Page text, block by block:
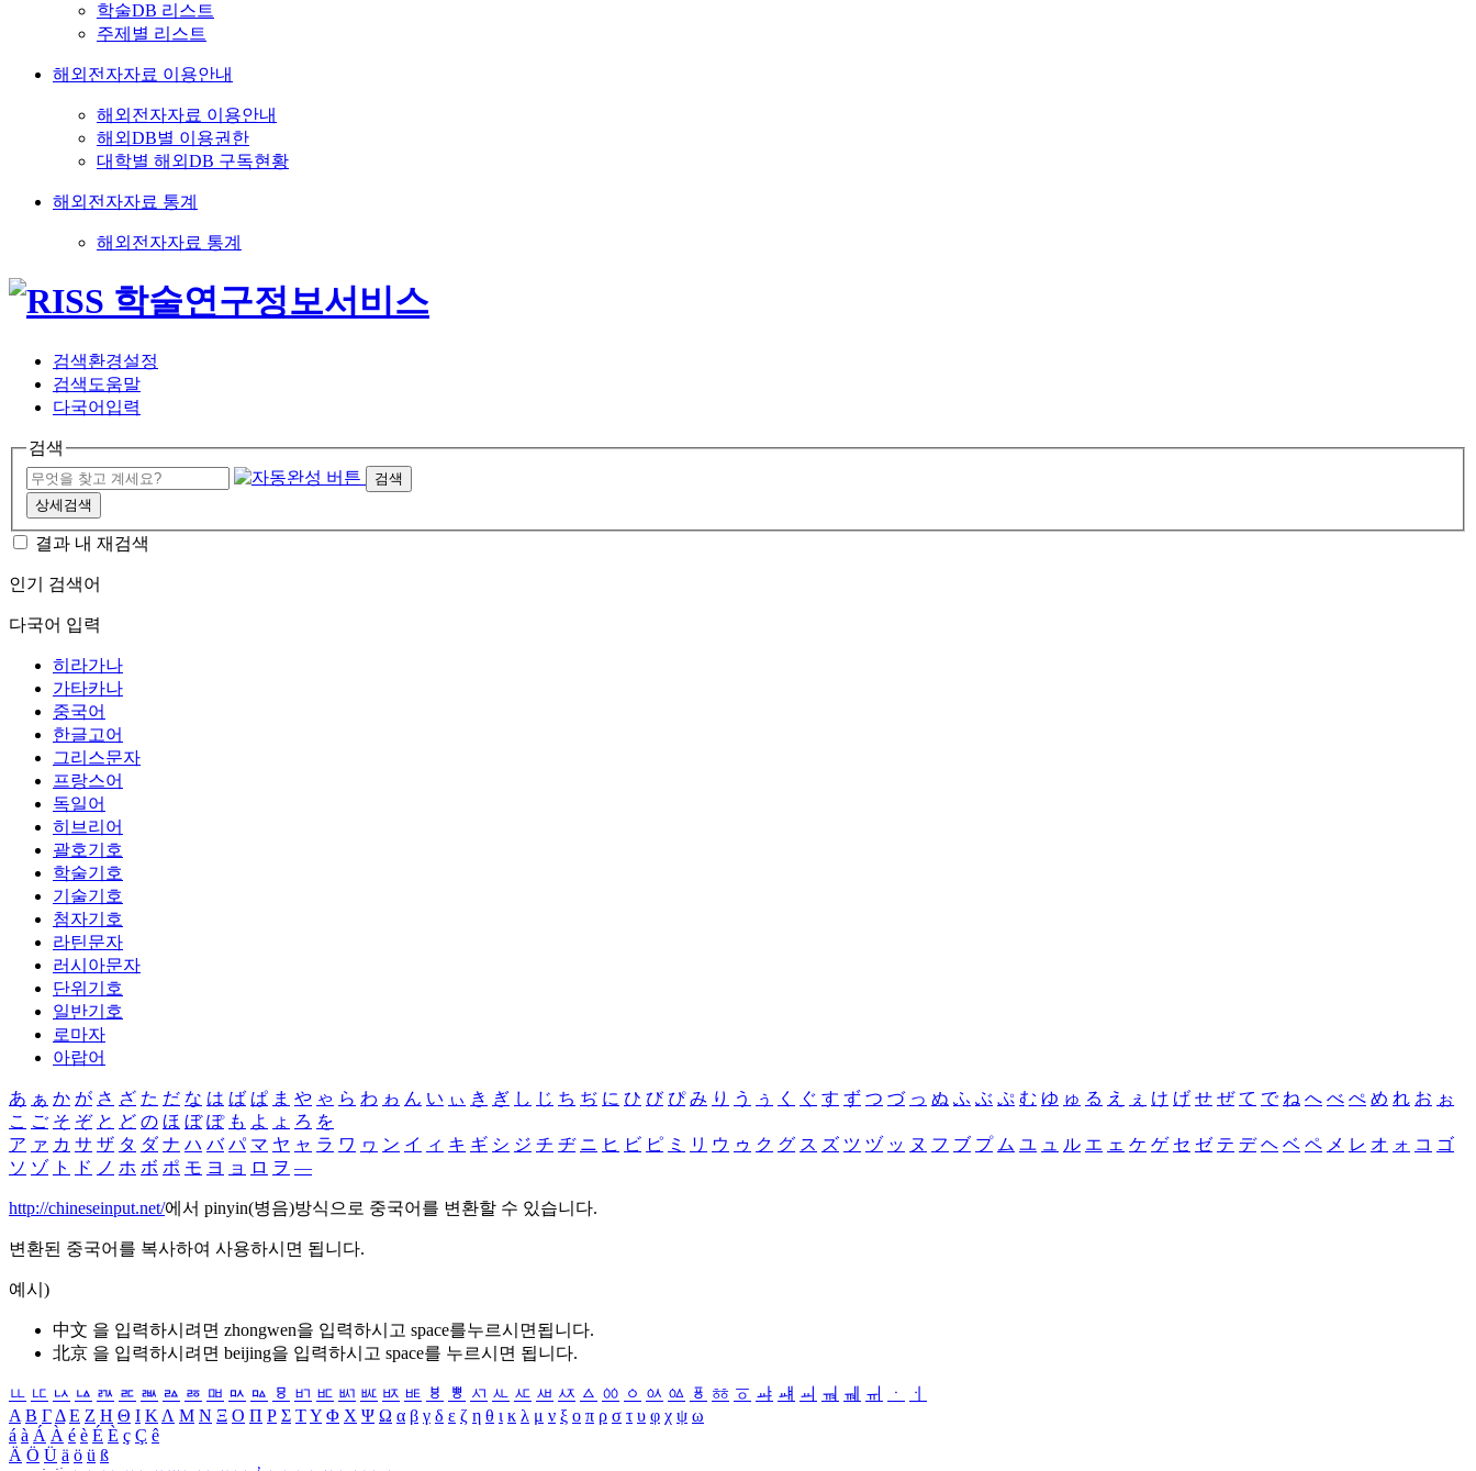
학술DB 리스트
주제별 리스트
해외전자자료 이용안내
해외전자자료 이용안내
해외DB별 이용권한
대학별 해외DB 구독현황
해외전자자료 통계
해외전자자료 통계
검색환경설정
검색도움말
다국어입력
검색
검색
상세검색
결과 내 재검색
인기 검색어
다국어 입력
히라가나
가타카나
중국어
한글고어
그리스문자
프랑스어
독일어
히브리어
괄호기호
학술기호
기술기호
첨자기호
라틴문자
러시아문자
단위기호
일반기호
로마자
아랍어
あ ぁ か が さ ざ た だ な は ば ぱ ま や ゃ ら わ ゎ ん い ぃ き ぎ し じ ち ぢ に ひ び ぴ み り う ぅ く ぐ す ず つ づ っ ぬ ふ ぶ ぷ む ゆ ゅ る え ぇ け げ せ ぜ て で ね へ べ ぺ め れ お ぉ
こ ご そ ぞ と ど の ほ ぼ ぽ も よ ょ ろ を
ア ァ カ サ ザ タ ダ ナ ハ バ パ マ ヤ ャ ラ ワ ヮ ン イ ィ キ ギ シ ジ チ ヂ ニ ヒ ビ ピ ミ リ ウ ゥ ク グ ス ズ ツ ヅ ッ ヌ フ ブ プ ム ユ ュ ル エ ェ ケ ゲ セ ゼ テ デ ヘ ベ ペ メ レ オ ォ コ ゴ
ソ ゾ ト ド ノ ホ ボ ポ モ ヨ ョ ロ ヲ ―
http://chineseinput.net/에서 pinyin(병음)방식으로 중국어를 변환할 수 있습니다.
변환된 중국어를 복사하여 사용하시면 됩니다.
예시)
中文 을 입력하시려면 zhongwen을 입력하시고 space를누르시면됩니다.
北京 을 입력하시려면 beijing을 입력하시고 space를 누르시면 됩니다.
ㅥ ㅦ ㅧ ㅨ ㅩ ㅪ ㅫ ㅬ ㅭ ㅮ ㅯ ㅰ ㅱ ㅲ ㅳ ㅴ ㅵ ㅶ ㅷ ㅸ ㅹ ㅺ ㅻ ㅼ ㅽ ㅾ ㅿ ㆀ ㆁ ㆂ ㆃ ㆄ ㆅ ㆆ ㆇ ㆈ ㆉ ㆊ ㆋ ㆌ ㆍ
ㆎ
Α Β ΓΔ Ε Ζ Η Θ Ι ΚΛ Μ Ν Ξ Ο Π Ρ Σ ΤΥ Φ Χ Ψ Ω α β γ δ ε ζ η θ ι κ λ μ ν ξ ο π ρ σ τ υ φ χ ψ ω
á à Á À é è É È ç Ç ê
Ä Ö Ü ä ö ü ß